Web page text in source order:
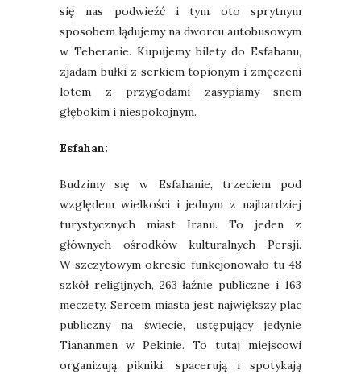
się nas podwieźć i tym oto sprytnym
sposobem lądujemy na dworcu autobusowym
w Teheranie. Kupujemy bilety do Esfahanu,
zjadam bułki z serkiem topionym i zmęczeni
lotem z przygodami zasypiamy snem
głębokim i niespokojnym.
Esfahan:
Budzimy się w Esfahanie, trzeciem pod
względem wielkości i jednym z najbardziej
turystycznych miast Iranu. To jeden z
głównych ośrodków kulturalnych Persji.
W szczytowym okresie funkcjonowało tu 48
szkół religijnych, 263 łaźnie publiczne i 163
meczety. Sercem miasta jest największy plac
publiczny na świecie, ustępujący jedynie
Tiananmen w Pekinie. To tutaj miejscowi
organizują pikniki, spacerują i spotykają